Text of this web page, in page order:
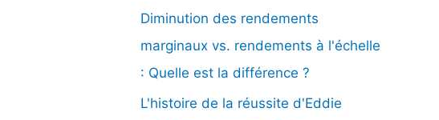
r
c
h
e
Diminution des rendements
marginaux vs. rendements à l'échelle
: Quelle est la différence ?
L'histoire de la réussite d'Eddie